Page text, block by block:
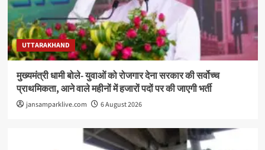
UTTARAKHAND
मुख्यमंत्री धामी बोले- युवाओं को रोजगार देना सरकार की सर्वोच्च
प्राथमिकता, आने वाले महीनों में हजारों पदों पर की जाएगी भर्ती
jansamparklive.com 6 August 2026